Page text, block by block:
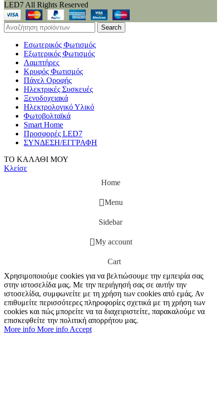
LED7 All Rights Reserved
Search
Εσωτερικός Φωτισμός
Εξωτερικός Φωτισμός
Λαμπτήρες
Κρυφός Φωτισμός
Πάνελ Οροφής
Ηλεκτρικές Συσκευές
Ξενοδοχειακά
Ηλεκτρολογικό Υλικό
Φωτοβολταϊκά
Smart Home
Προσφορές LED7
ΣΥΝΔΕΣΗ/ΕΓΓΡΑΦΗ
ΤΟ ΚΑΛΑΘΙ ΜΟΥ
Κλείσε
Home
Menu
Sidebar
My account
Cart
Χρησιμοποιούμε cookies για να βελτιώσουμε την εμπειρία σας
στην ιστοσελίδα μας. Με την περιήγησή σας σε αυτήν την
ιστοσελίδα, συμφωνείτε με τη χρήση των cookies από εμάς. Αν
επιθυμείτε περισσότερες πληροφορίες σχετικά με τη χρήση των
cookies και πώς μπορείτε να τα διαχειριστείτε, παρακαλούμε να
επισκεφθείτε την πολιτική απορρήτου μας.
More info More info Accept